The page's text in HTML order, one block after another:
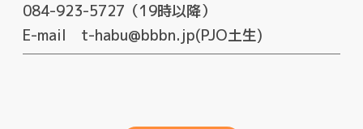
084-923-5727（19時以降）
E-mail t-habu@bbbn.jp(PJO土生)